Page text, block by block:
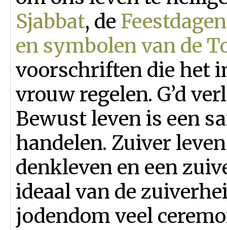
Sjabbat, de Feestdagen
en symbolen van de
voorschriften die het
vrouw regelen. G’d
Bewust leven is een
handelen. Zuiver
denkleven en een
ideaal van de
jodendom veel